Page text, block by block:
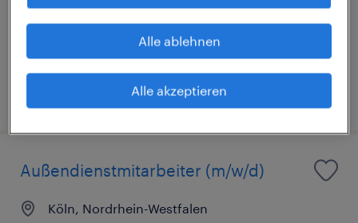
Arbeitnehmerüberlassung
€2.700 - €3.200 pro Monat
Marketing und Vertrieb
Außendienstmitarbeiter (m/w/d)
Köln, Nordrhein-Westfalen
Alle ablehnen
Alle akzeptieren